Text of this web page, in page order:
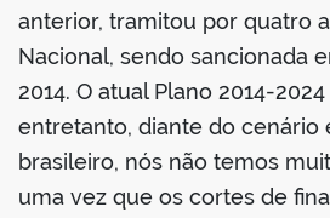
anterior, tramitou por quatro
Nacional, sendo sancionada
2014. O atual Plano 2014-
entretanto, diante do cenário
brasileiro, nós não temos
uma vez que os cortes de